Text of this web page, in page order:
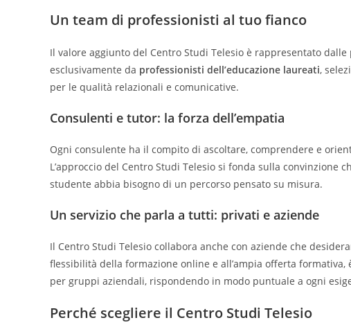
Un team di professionisti al tuo fianco
Il valore aggiunto del Centro Studi Telesio è rappresentato
esclusivamente da professionisti dell’educazione laureati,
per le qualità relazionali e comunicative.
Consulenti e tutor: la forza dell’empatia
Ogni consulente ha il compito di ascoltare, comprendere e
L’approccio del Centro Studi Telesio si fonda sulla convinzione
studente abbia bisogno di un percorso pensato su misura.
Un servizio che parla a tutti: privati e aziende
Il Centro Studi Telesio collabora anche con aziende che
flessibilità della formazione online e all’ampia offerta formativa,
per gruppi aziendali, rispondendo in modo puntuale a ogni
Perché scegliere il Centro Studi Telesio